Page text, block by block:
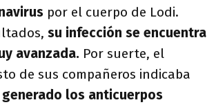
por el cuerpo de Lodi.
su infección se encuentra
avanzada. Por suerte, el
de sus compañeros indicaba
generado los anticuerpos